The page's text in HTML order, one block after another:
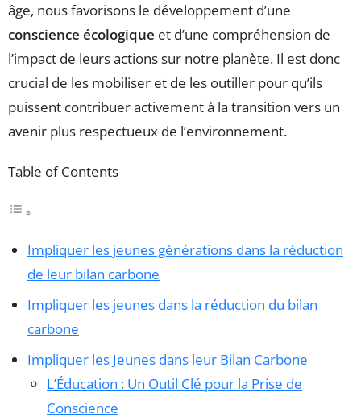
âge, nous favorisons le développement d’une
conscience écologique et d’une compréhension de
l’impact de leurs actions sur notre planète. Il est donc
crucial de les mobiliser et de les outiller pour qu’ils
puissent contribuer activement à la transition vers un
avenir plus respectueux de l’environnement.
Table of Contents
Impliquer les jeunes générations dans la réduction
de leur bilan carbone
Impliquer les jeunes dans la réduction du bilan
carbone
Impliquer les Jeunes dans leur Bilan Carbone
L’Éducation : Un Outil Clé pour la Prise de
Conscience